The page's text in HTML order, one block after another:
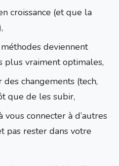
croissance (et que la
deviennent
plus vraiment optimales,
changements (tech,
que de les subir,
vous connecter à d’autres
pas rester dans votre